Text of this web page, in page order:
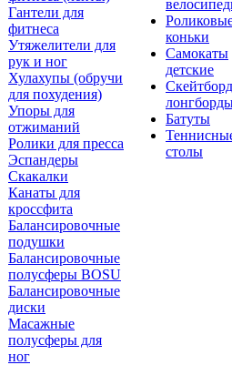
Гантели для
фитнеса
Утяжелители для
рук и ног
Хулахупы (обручи
для похудения)
Упоры для
отжиманий
Ролики для пресса
Эспандеры
Скакалки
Канаты для
кроссфита
Балансировочные
подушки
Балансировочные
полусферы BOSU
Балансировочные
диски
Масажные
полусферы для
ног
коньки
Самокаты
детские
Батуты
столы